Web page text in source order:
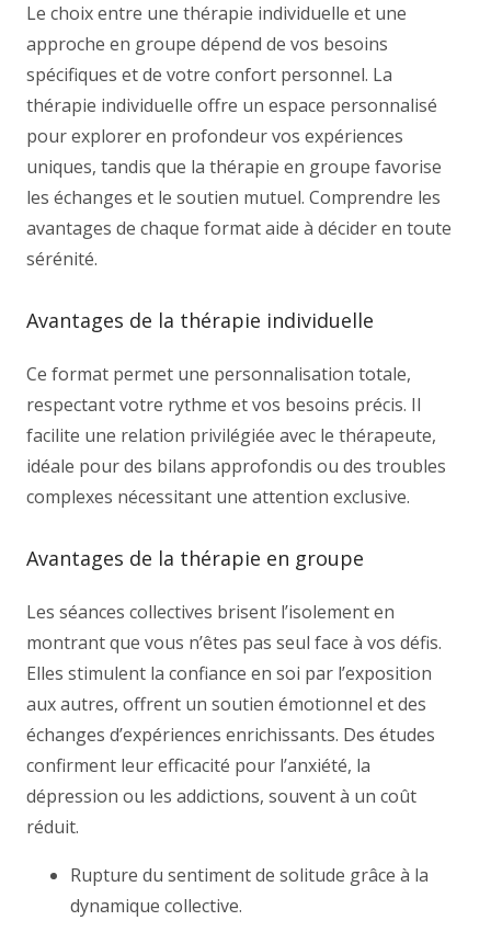
Le choix entre une thérapie individuelle et une
approche en groupe dépend de vos besoins
spécifiques et de votre confort personnel. La
thérapie individuelle offre un espace personnalisé
pour explorer en profondeur vos expériences
uniques, tandis que la thérapie en groupe favorise
les échanges et le soutien mutuel. Comprendre les
avantages de chaque format aide à décider en toute
sérénité.
Avantages de la thérapie individuelle
Ce format permet une personnalisation totale,
respectant votre rythme et vos besoins précis. Il
facilite une relation privilégiée avec le thérapeute,
idéale pour des bilans approfondis ou des troubles
complexes nécessitant une attention exclusive.
Avantages de la thérapie en groupe
Les séances collectives brisent l’isolement en
montrant que vous n’êtes pas seul face à vos défis.
Elles stimulent la confiance en soi par l’exposition
aux autres, offrent un soutien émotionnel et des
échanges d’expériences enrichissants. Des études
confirment leur efficacité pour l’anxiété, la
dépression ou les addictions, souvent à un coût
réduit.
Rupture du sentiment de solitude grâce à la
dynamique collective.